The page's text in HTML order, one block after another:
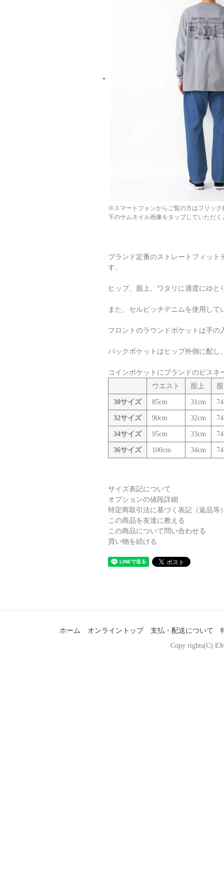
※スマートフォンからご覧の方はフリック
下のサムネイル画像をタップしていただ
ブランド定番のストレートフィット
す。
ヒップ、股上、ワタリに適度にゆ
また、セルビッチデニムを使用し
フロントのラウンドポケットは手
バックポケットはヒップ外側に配し
コインポケットにブランドのピス
ウエスト
股上
30サイズ 85cm 31cm
32サイズ 90cm 32cm
34サイズ 95cm 33cm
36サイズ 100cm 34cm
サイズ表記について
オプションの値段詳細
特定商取引法に基づく表記（返品等
この商品を友達に教える
この商品について問い合わせる
買い物を続ける
ホーム オンライントップ 支払・配送について
Copy rights(C)